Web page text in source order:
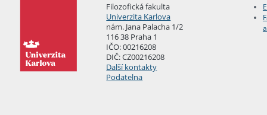
Filozofická fakulta
Univerzita Karlova
nám. Jana Palacha 1/2
116 38 Praha 1
IČO: 00216208
DIČ: CZ00216208
Další kontakty
Podatelna